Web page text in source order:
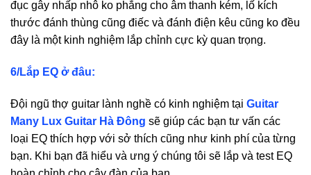
đục gây nhấp nhô ko phẳng cho âm thanh kém, lố kích
thước đánh thùng cũng điếc và đánh điện kêu cũng ko đều
đây là một kinh nghiệm lắp chỉnh cực kỳ quan trọng.
6/Lắp EQ ở đâu:
Đội ngũ thợ guitar lành nghề có kinh nghiệm tại Guitar
Many Lux Guitar Hà Đông sẽ giúp các bạn tư vấn các
loại EQ thích hợp với sở thích cũng như kinh phí của từng
bạn. Khi bạn đã hiểu và ưng ý chúng tôi sẽ lắp và test EQ